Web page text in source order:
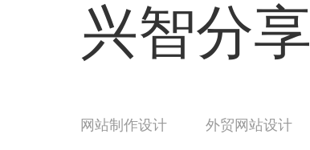
兴智分享
网站制作设计 外贸网站设计